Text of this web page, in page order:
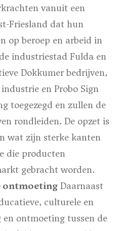
vanuit een
Friesland dat hun
op beroep en arbeid in
industriestad Fulda en
Dokkumer bedrijven,
en Probo Sign
toegezegd en zullen de
rondleiden. De opzet is
wat zijn sterke kanten
die producten
gebracht worden.
ontmoeting Daarnaast
culturele en
ontmoeting tussen de